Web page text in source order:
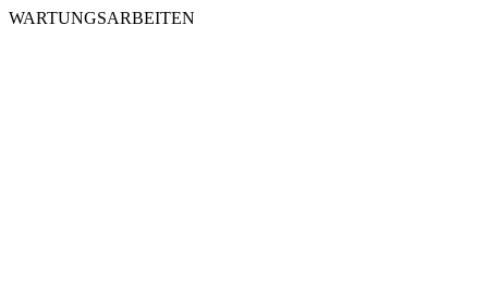
WARTUNGSARBEITEN